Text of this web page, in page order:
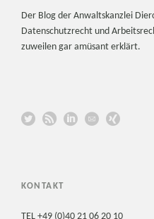
Der Blog der Anwaltskanzlei
Datenschutzrecht und
zuweilen gar amüsant erklärt.
KONTAKT
TEL +49 (0)40 21 06 20 10